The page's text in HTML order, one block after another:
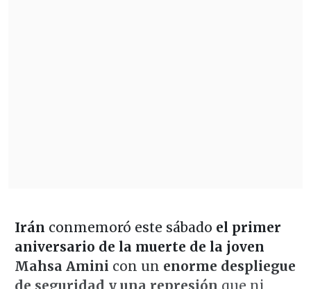
Irán conmemoró este sábado el primer
aniversario de la muerte de la joven
Mahsa Amini con un enorme despliegue
de seguridad y una represión que ni